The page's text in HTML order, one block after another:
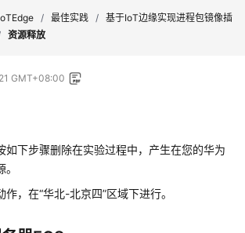
/ 最佳实践 / 基于IoT边缘实现进程包镜像插
资源释放
GMT+08:00
如下步骤删除在实验过程中，产生在您的华为
，在“华北-北京四”区域下进行。